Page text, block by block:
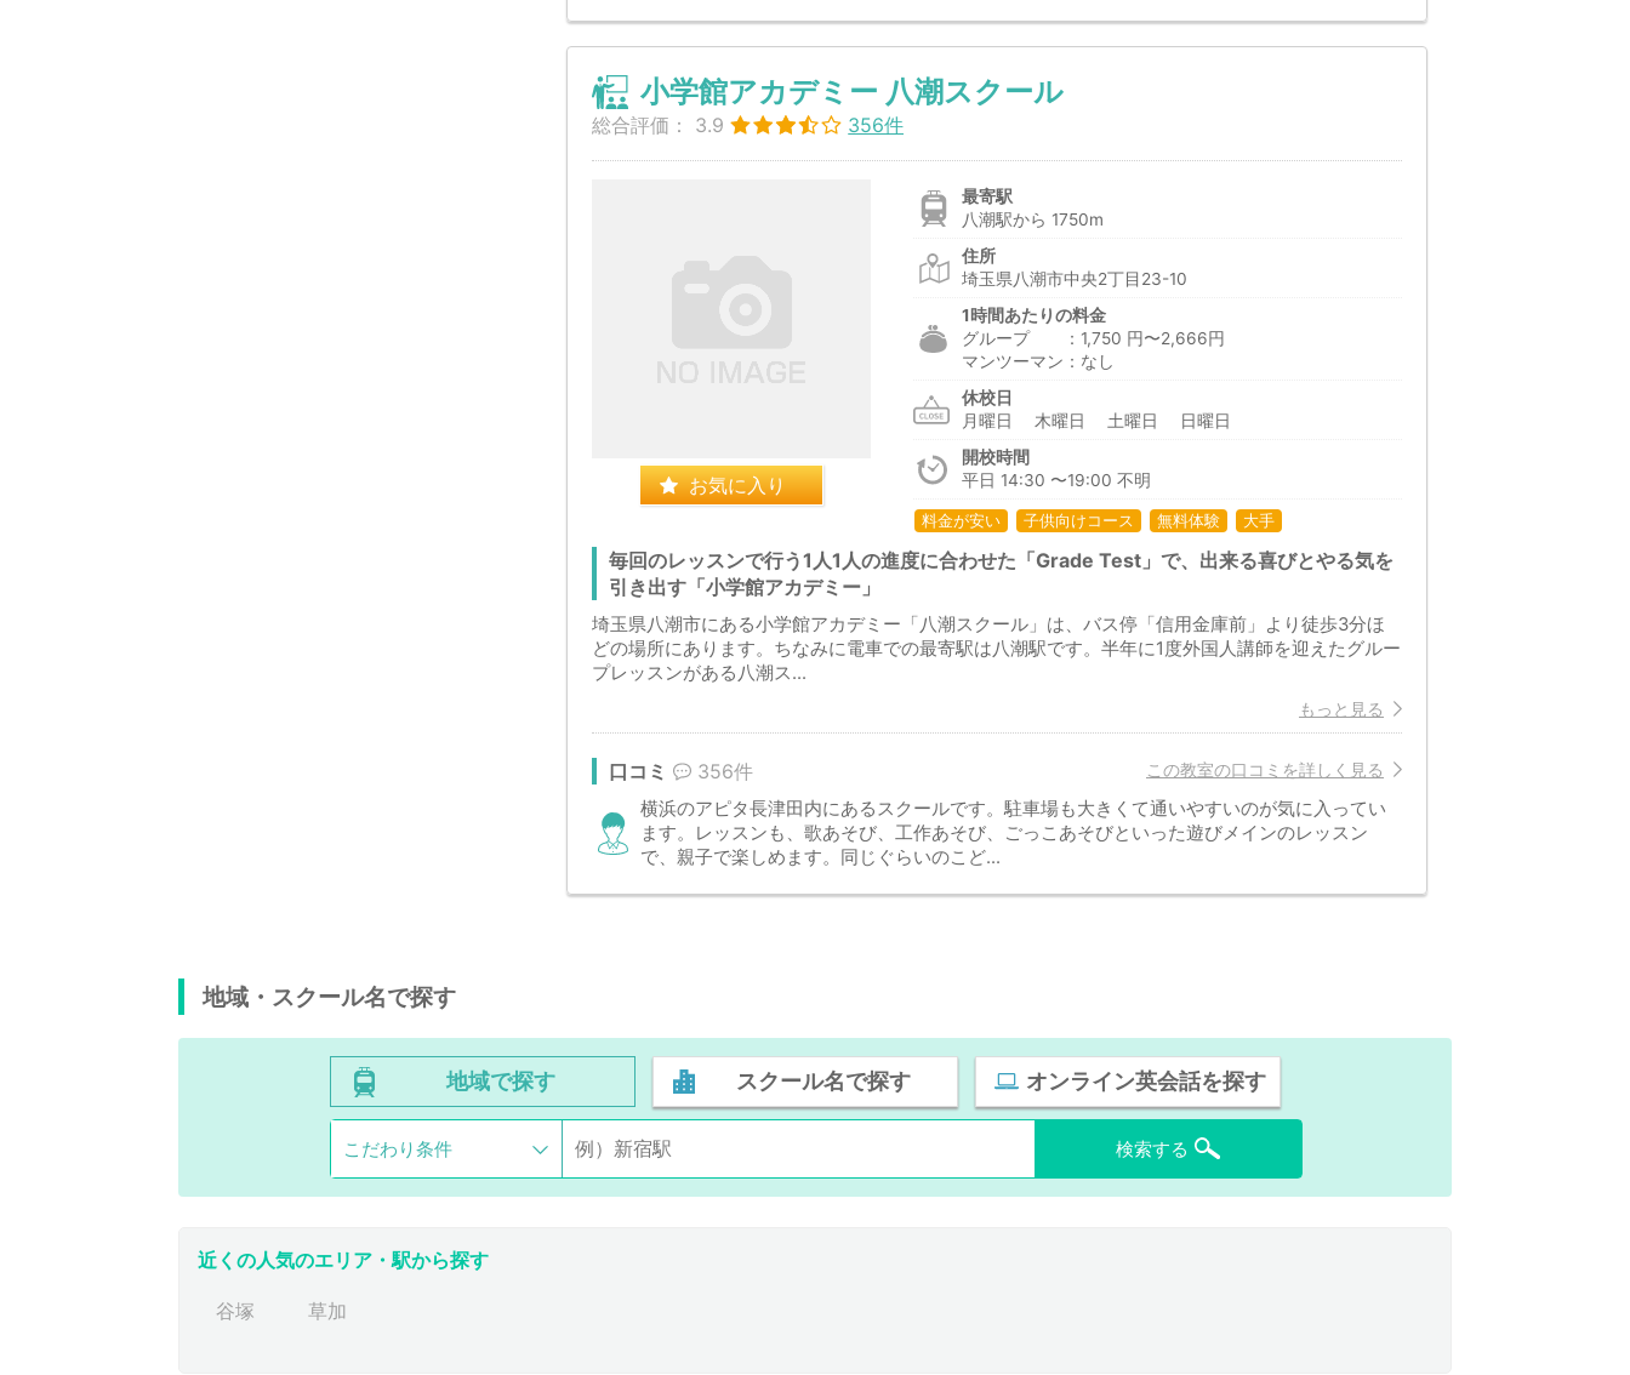
小学館アカデミー 八潮スクール
総合評価： 3.9 356件
お気に入り
最寄駅
八潮駅から 1750m
住所
埼玉県八潮市中央2丁目23-10
1時間あたりの料金
グループ ：1,750 円〜2,666円
マンツーマン：なし
休校日
月曜日 木曜日 土曜日 日曜日
開校時間
平日 14:30 〜19:00 不明
料金が安い 子供向けコース 無料体験 大手
毎回のレッスンで行う1人1人の進度に合わせた「Grade Test」で、出来る喜びとやる気を
引き出す「小学館アカデミー」
埼玉県八潮市にある小学館アカデミー「八潮スクール」は、バス停「信用金庫前」より徒歩3分ほ
どの場所にあります。ちなみに電車での最寄駅は八潮駅です。半年に1度外国人講師を迎えたグルー
プレッスンがある八潮ス...
もっと見る
この教室の口コミを詳しく見る
口コミ 356件
横浜のアピタ長津田内にあるスクールです。駐車場も大きくて通いやすいのが気に入ってい
ます。レッスンも、歌あそび、工作あそび、ごっこあそびといった遊びメインのレッスン
で、親子で楽しめます。同じぐらいのこど...
地域・スクール名で探す
地域で探す スクール名で探す オンライン英会話を探す
こだわり条件 検索する
近くの人気のエリア・駅から探す
谷塚 草加